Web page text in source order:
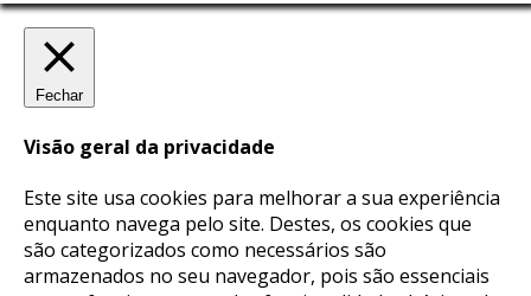
Fechar
Visão geral da privacidade
Este site usa cookies para melhorar a sua experiência
enquanto navega pelo site. Destes, os cookies que
são categorizados como necessários são
armazenados no seu navegador, pois são essenciais